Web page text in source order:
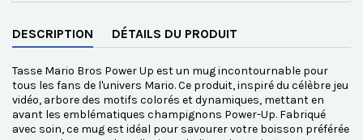
DESCRIPTION DÉTAILS DU PRODUIT
Tasse Mario Bros Power Up est un mug incontournable pour
tous les fans de l'univers Mario. Ce produit, inspiré du célèbre jeu
vidéo, arbore des motifs colorés et dynamiques, mettant en
avant les emblématiques champignons Power-Up. Fabriqué
avec soin, ce mug est idéal pour savourer votre boisson préférée